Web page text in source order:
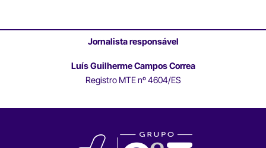
Jornalista responsável
Luís Guilherme Campos Correa
Registro MTE nº 4604/ES